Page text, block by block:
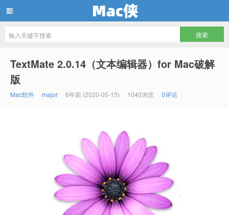
TextMate 2.0.14（文本编辑器）for Mac破解
版
Mac软件 major 6年前 (2020-05-15) 1040浏览 0评论